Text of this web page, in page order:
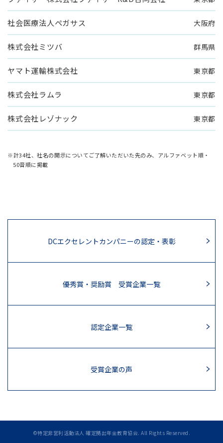
社会医療法人ペガサス 大阪府
株式会社ミツバ 群馬県
ヤマト運輸株式会社 東京都
株式会社ラムラ 東京都
株式会社レゾナック 東京都
※計34社、社名の開示についてご了解いただいた先のみ、アルファベット順・
50音順に掲載
DCエクセレントカンパニーの認定・表彰
優秀賞・奨励賞 受賞企業一覧
認定企業一覧
受賞企業の声
©特定非営利活動法人 確定拠出年金教育協会. All Rights Reserved.